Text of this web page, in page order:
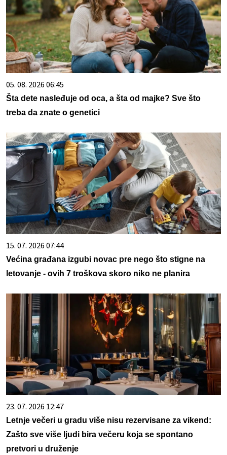
05. 08. 2026 06:45
Šta dete nasleđuje od oca, a šta od majke? Sve što
treba da znate o genetici
15. 07. 2026 07:44
Većina građana izgubi novac pre nego što stigne na
letovanje - ovih 7 troškova skoro niko ne planira
23. 07. 2026 12:47
Letnje večeri u gradu više nisu rezervisane za vikend:
Zašto sve više ljudi bira večeru koja se spontano
pretvori u druženje